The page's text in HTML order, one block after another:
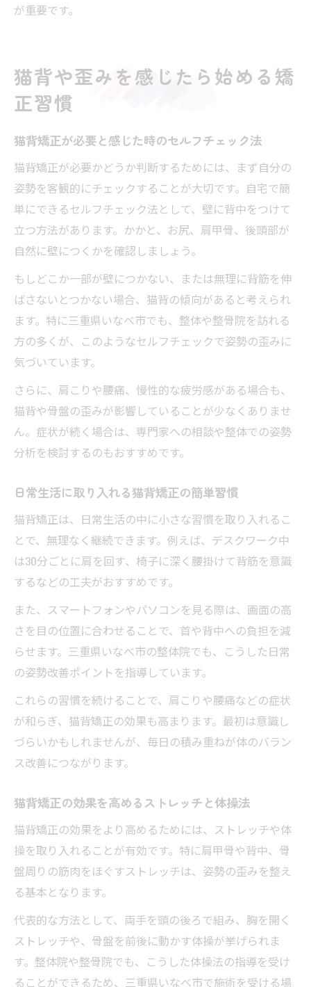
が重要です。
猫背や歪みを感じたら始める矯
正習慣
猫背矯正が必要と感じた時のセルフチェック法
猫背矯正が必要かどうか判断するためには、まず自分の
姿勢を客観的にチェックすることが大切です。自宅で簡
単にできるセルフチェック法として、壁に背中をつけて
立つ方法があります。かかと、お尻、肩甲骨、後頭部が
自然に壁につくかを確認しましょう。
もしどこか一部が壁につかない、または無理に背筋を伸
ばさないとつかない場合、猫背の傾向があると考えられ
ます。特に三重県いなべ市でも、整体や整骨院を訪れる
方の多くが、このようなセルフチェックで姿勢の歪みに
気づいています。
さらに、肩こりや腰痛、慢性的な疲労感がある場合も、
猫背や骨盤の歪みが影響していることが少なくありませ
ん。症状が続く場合は、専門家への相談や整体での姿勢
分析を検討するのもおすすめです。
日常生活に取り入れる猫背矯正の簡単習慣
猫背矯正は、日常生活の中に小さな習慣を取り入れるこ
とで、無理なく継続できます。例えば、デスクワーク中
は30分ごとに肩を回す、椅子に深く腰掛けて背筋を意識
するなどの工夫がおすすめです。
また、スマートフォンやパソコンを見る際は、画面の高
さを目の位置に合わせることで、首や背中への負担を減
らせます。三重県いなべ市の整体院でも、こうした日常
の姿勢改善ポイントを指導しています。
これらの習慣を続けることで、肩こりや腰痛などの症状
が和らぎ、猫背矯正の効果も高まります。最初は意識し
づらいかもしれませんが、毎日の積み重ねが体のバラン
ス改善につながります。
猫背矯正の効果を高めるストレッチと体操法
猫背矯正の効果をより高めるためには、ストレッチや体
操を取り入れることが有効です。特に肩甲骨や背中、骨
盤周りの筋肉をほぐすストレッチは、姿勢の歪みを整え
る基本となります。
代表的な方法として、両手を頭の後ろで組み、胸を開く
ストレッチや、骨盤を前後に動かす体操が挙げられま
す。整体院や整骨院でも、こうした体操法の指導を受け
ることができるため、三重県いなべ市で施術を受ける場